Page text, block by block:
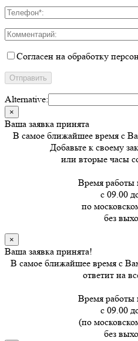
Согласен на обработку
Alternative:
×
Ваша заявка принята
В самое ближайшее время с
Добавьте к своему
или вторые часы
Время работы
с 09.00
по
без
×
Ваша заявка принята!
В самое ближайшее время с
ответит на
Время работы
с 09.00
(по
без